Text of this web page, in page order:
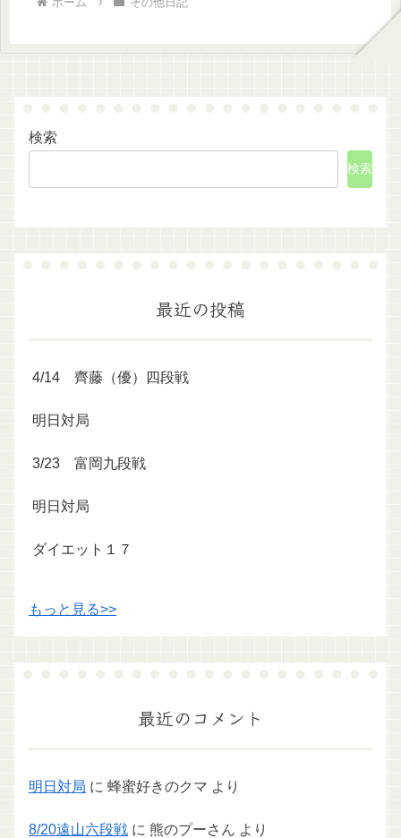
検索
検索
最近の投稿
4/14 齊藤（優）四段戦
明日対局
3/23 富岡九段戦
明日対局
ダイエット１７
もっと見る>>
最近のコメント
明日対局 に 蜂蜜好きのクマ より
8/20遠山六段戦 に 熊のプーさん より